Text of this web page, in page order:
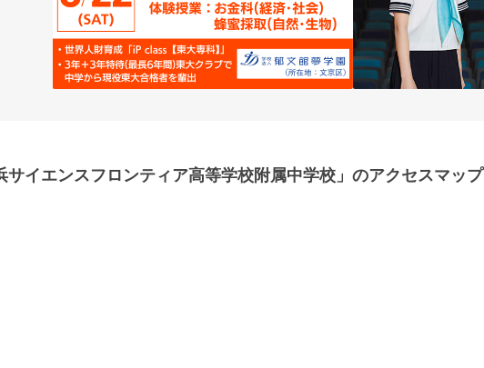
サイエンスフロンティア高等学校附属中学校」のアクセスマップ